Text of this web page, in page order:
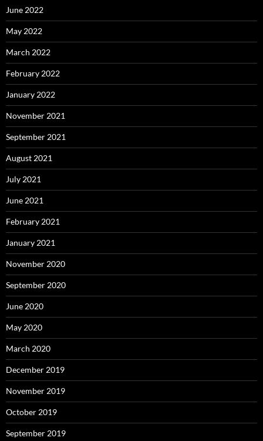
June 2022
May 2022
March 2022
February 2022
January 2022
November 2021
September 2021
August 2021
July 2021
June 2021
February 2021
January 2021
November 2020
September 2020
June 2020
May 2020
March 2020
December 2019
November 2019
October 2019
September 2019